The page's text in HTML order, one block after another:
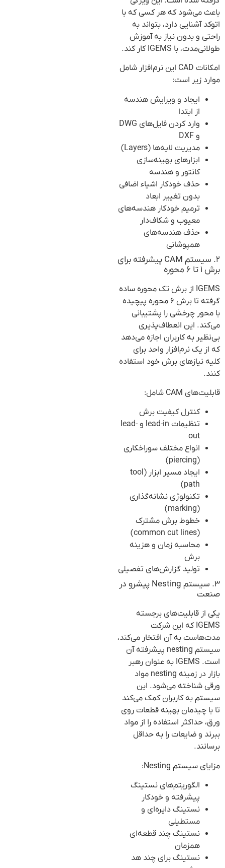
باعث می‌شود که هر کسی که با
اتوکد آشنایی دارد، بتواند به
راحتی و بدون نیاز به آموزش
طولانی‌مدت، با IGEMS کار کند.
امکانات CAD این نرم‌افزار شامل
موارد زیر است:
ایجاد و ویرایش هندسه
از ابتدا
وارد کردن فایل‌های DWG
و DXF
مدیریت لایه‌ها (Layers)
ابزارهای بهینه‌سازی
کانتور و هندسه
حذف خودکار اشیاء اضافی
بدون تغییر ابعاد
ترمیم خودکار هندسه‌های
معیوب و شکاف‌دار
حذف هندسه‌های
همپوشانی
۲. سیستم CAM پیشرفته برای
برش ۱ تا ۶ محوره
IGEMS از برش تک محوره ساده
گرفته تا برش ۶ محوره پیچیده
با محور چرخشی را پشتیبانی
می‌کند. این انعطاف‌پذیری
بی‌نظیر به کاربران اجازه می‌دهد
که از یک نرم‌افزار واحد برای
کلیه نیازهای برش خود استفاده
کنند.
قابلیت‌های CAM شامل:
کنترل کیفیت برش
تنظیمات lead-in و lead-
out
انواع مختلف سوراخکاری
(piercing)
ایجاد مسیر ابزار (tool
path)
تکنولوژی نشانه‌گذاری
(marking)
خطوط برش مشترک
(common cut lines)
محاسبه زمان و هزینه
برش
تولید گزارش‌های تفصیلی
۳. سیستم Nesting پیشرو در
صنعت
یکی از قابلیت‌های برجسته
IGEMS که این شرکت
مدت‌هاست به آن افتخار می‌کند،
سیستم nesting پیشرفته آن
است. IGEMS به عنوان رهبر
بازار در زمینه nesting مواد
ورقی شناخته می‌شود. این
سیستم به کاربران کمک می‌کند
تا با چیدمان بهینه قطعات روی
ورق، حداکثر استفاده را از مواد
ببرند و ضایعات را به حداقل
برسانند.
مزایای سیستم Nesting:
الگوریتم‌های نستینگ
پیشرفته و خودکار
نستینگ دایره‌ای و
مستطیلی
نستینگ چند قطعه‌ای
همزمان
نستینگ برای چند هد